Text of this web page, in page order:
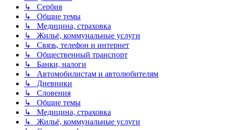
↳ Сербия
↳ Общие темы
↳ Медицина, страховка
↳ Жильё, коммунальные услуги
↳ Связь, телефон и интернет
↳ Общественный транспорт
↳ Банки, налоги
↳ Автомобилистам и автолюбителям
↳ Дневники
↳ Словения
↳ Общие темы
↳ Медицина, страховка
↳ Жильё, коммунальные услуги